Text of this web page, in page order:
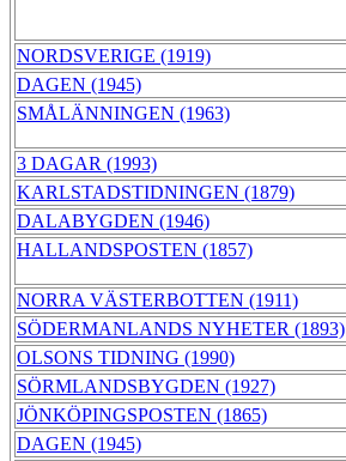
NORDSVERIGE (1919)
DAGEN (1945)
SMÅLÄNNINGEN (1963)
3 DAGAR (1993)
KARLSTADSTIDNINGEN (1879)
DALABYGDEN (1946)
HALLANDSPOSTEN (1857)
NORRA VÄSTERBOTTEN (1911)
SÖDERMANLANDS NYHETER (1893)
OLSONS TIDNING (1990)
SÖRMLANDSBYGDEN (1927)
JÖNKÖPINGSPOSTEN (1865)
DAGEN (1945)